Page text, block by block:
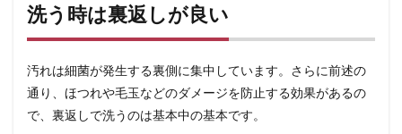
洗う時は裏返しが良い
汚れは細菌が発生する裏側に集中しています。さらに前述の
通り、ほつれや毛玉などのダメージを防止する効果があるの
で、裏返しで洗うのは基本中の基本です。